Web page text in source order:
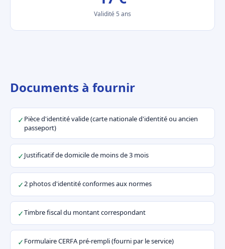
Validité 5 ans
Documents à fournir
✓ Pièce d'identité valide (carte nationale d'identité ou ancien
passeport)
✓Justificatif de domicile de moins de 3 mois
✓2 photos d'identité conformes aux normes
✓Timbre fiscal du montant correspondant
✓ Formulaire CERFA pré-rempli (fourni par le service)